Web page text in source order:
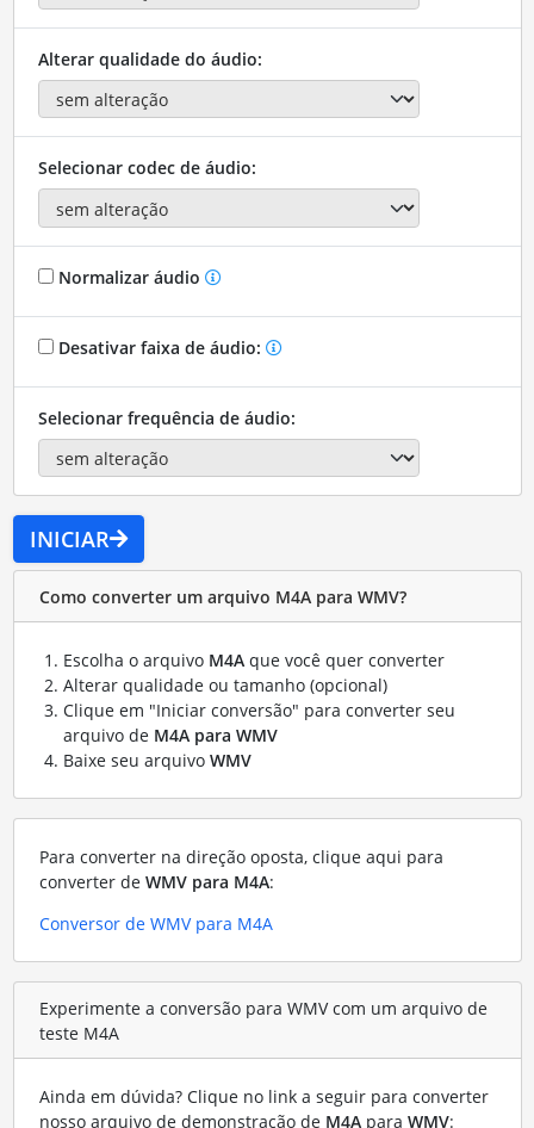
Alterar qualidade do áudio:
Selecionar codec de áudio:
Normalizar áudio
Desativar faixa de áudio:
Selecionar frequência de áudio:
INICIAR
Como converter um arquivo M4A para WMV?
Escolha o arquivo M4Aque você quer converter
Alterar qualidade ou tamanho (opcional)
Clique em "Iniciar conversão" para converter seu
arquivo de M4A para WMV
Baixe seu arquivo WMV
Para converter na direção oposta, clique aqui para
converter de WMV para M4A:
Conversor de WMV para M4A
Experimente a conversão para WMV com um arquivo de
teste M4A
Ainda em dúvida? Clique no link a seguir para converter
nosso arquivo de demonstração de M4Apara WMV: